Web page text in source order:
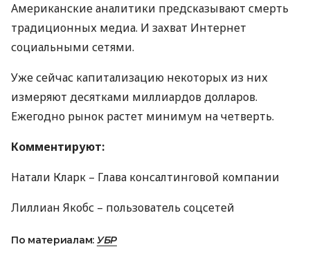
Американские аналитики предсказывают смерть
традиционных медиа. И захват Интернет
социальными сетями.
Уже сейчас капитализацию некоторых из них
измеряют десятками миллиардов долларов.
Ежегодно рынок растет минимум на четверть.
Комментируют:
Натали Кларк – Глава консалтинговой компании
Лиллиан Якобс – пользователь соцсетей
По материалам: УБР